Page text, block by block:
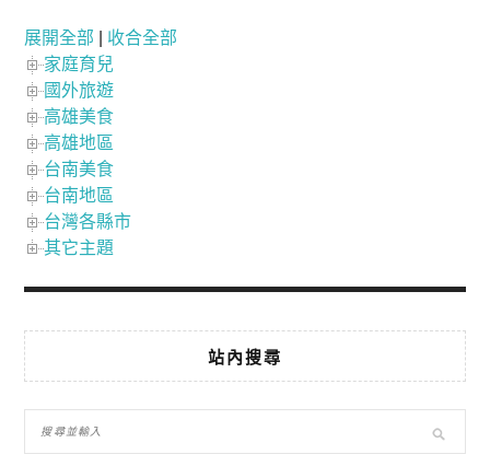
展開全部
收合全部
家庭育兒
國外旅遊
高雄美食
高雄地區
台南美食
台南地區
台灣各縣市
其它主題
站內搜尋